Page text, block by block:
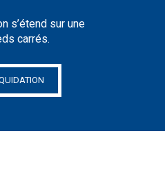
s’étend sur une
carrés.